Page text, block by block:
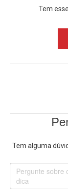
Tem
Tem alguma